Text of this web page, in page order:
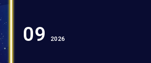
09 2026